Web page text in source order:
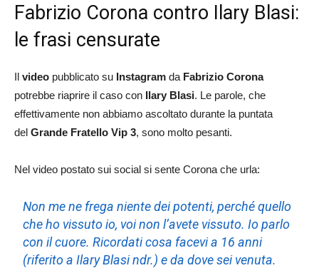
Fabrizio Corona contro Ilary Blasi:
le frasi censurate
Il video pubblicato su Instagram da Fabrizio Corona
potrebbe riaprire il caso con Ilary Blasi. Le parole, che
effettivamente non abbiamo ascoltato durante la puntata
del Grande Fratello Vip 3, sono molto pesanti.
Nel video postato sui social si sente Corona che urla:
Non me ne frega niente dei potenti, perché quello
che ho vissuto io, voi non l’avete vissuto. Io parlo
con il cuore. Ricordati cosa facevi a 16 anni
(riferito a Ilary Blasi ndr.) e da dove sei venuta.